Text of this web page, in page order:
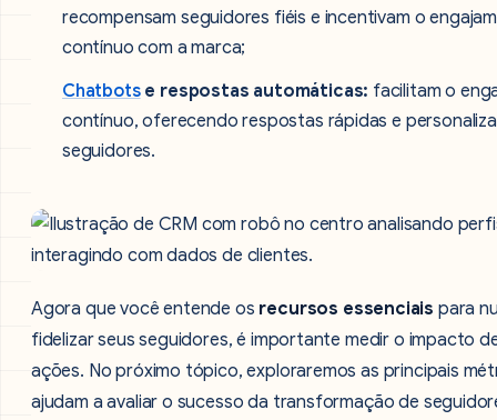
recompensam seguidores fiéis e incentivam o
contínuo com a marca;
Chatbotse respostas automáticas: facilitam o
contínuo, oferecendo respostas rápidas e
seguidores.
Agora que você entende os recursos essenciais para
fidelizar seus seguidores, é importante medir o impacto
ações. No próximo tópico, exploraremos as principais
ajudam a avaliar o sucesso da transformação de